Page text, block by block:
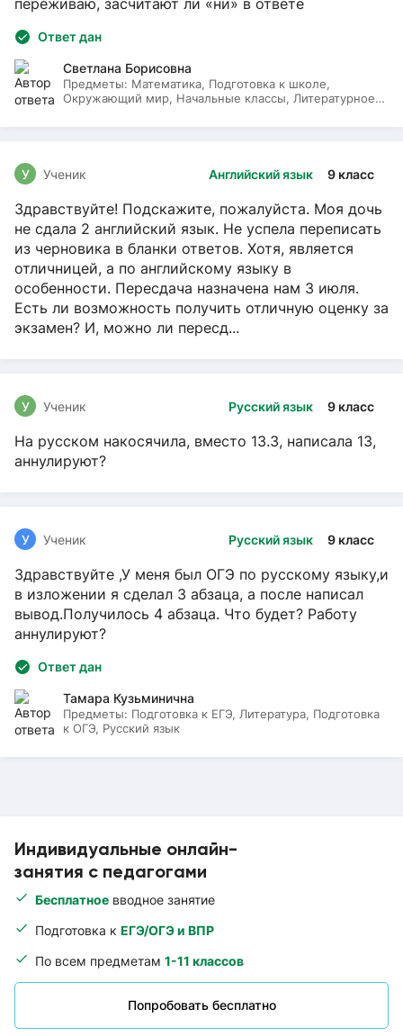
Индивидуальные онлайн-
занятия с педагогами
Бесплатное вводное занятие
Подготовка к ЕГЭ/ОГЭ и ВПР
По всем предметам 1-11 классов
Попробовать бесплатно
переживаю, засчитают ли «ни» в ответе
Ответ дан
Светлана Борисовна
Предметы: Математика, Подготовка к школе,
Окружающий мир, Начальные классы, Литературное
Английский язык 9 класс
У Ученик
Здравствуйте! Подскажите, пожалуйста. Моя дочь
не сдала 2 английский язык. Не успела переписать
из черновика в бланки ответов. Хотя, является
отличницей, а по английскому языку в
особенности. Пересдача назначена нам 3 июля.
Есть ли возможность получить отличную оценку за
экзамен? И, можно ли пересд...
Русский язык 9 класс
У Ученик
На русском накосячила, вместо 13.3, написала 13,
аннулируют?
Русский язык 9 класс
У Ученик
Здравствуйте ,У меня был ОГЭ по русскому языку,и
в изложении я сделал 3 абзаца, а после написал
вывод.Получилось 4 абзаца. Что будет? Работу
аннулируют?
Ответ дан
Тамара Кузьминична
Предметы: Подготовка к ЕГЭ, Литература, Подготовка
к ОГЭ, Русский язык